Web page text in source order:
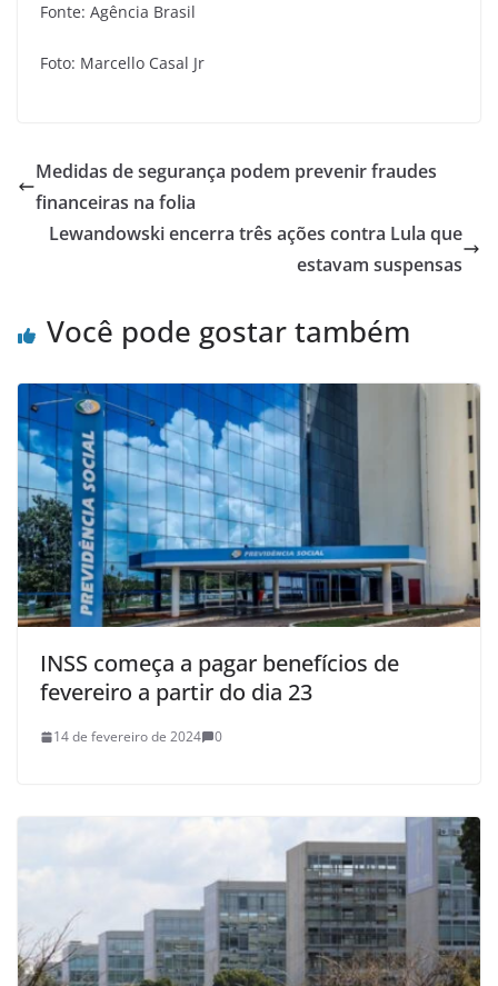
Fonte: Agência Brasil
Foto: Marcello Casal Jr
Medidas de segurança podem prevenir fraudes
financeiras na folia
Lewandowski encerra três ações contra Lula que
estavam suspensas
Você pode gostar também
INSS começa a pagar benefícios de
fevereiro a partir do dia 23
14 de fevereiro de 2024 0